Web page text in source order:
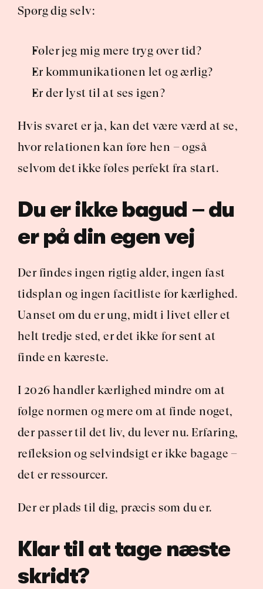
Spørg dig selv:
Føler jeg mig mere tryg over tid?
Er kommunikationen let og ærlig?
Er der lyst til at ses igen?
Hvis svaret er ja, kan det være værd at se,
hvor relationen kan føre hen – også
selvom det ikke føles perfekt fra start.
Du er ikke bagud – du
er på din egen vej
Der findes ingen rigtig alder, ingen fast
tidsplan og ingen facitliste for kærlighed.
Uanset om du er ung, midt i livet eller et
helt tredje sted, er det ikke for sent at
finde en kæreste.
I 2026 handler kærlighed mindre om at
følge normen og mere om at finde noget,
der passer til det liv, du lever nu. Erfaring,
refleksion og selvindsigt er ikke bagage –
det er ressourcer.
Der er plads til dig, præcis som du er.
Klar til at tage næste
skridt?